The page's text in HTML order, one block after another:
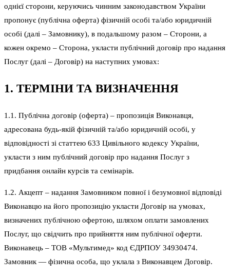
однієї сторони, керуючись чинним законодавством України
пропонує (публічна оферта) фізичній особі та/або юридичній
особі (далі – Замовнику), в подальшому разом – Сторони, а
кожен окремо – Сторона, укласти публічний договір про надання
Послуг (далі – Договір) на наступних умовах:
1. ТЕРМІНИ ТА ВИЗНАЧЕННЯ
1.1. Публічна договір (оферта) – пропозиція Виконавця,
адресована будь-якій фізичній та/або юридичній особі, у
відповідності зі статтею 633 Цивільного кодексу України,
укласти з ним публічний договір про надання Послуг з
придбання онлайн курсів та семінарів.
1.2. Акцепт – надання Замовником повної і безумовної відповіді
Виконавцю на його пропозицію укласти Договір на умовах,
визначених публічною офертою, шляхом оплати замовлених
Послуг, що свідчить про прийняття ним публічної оферти.
Виконавець – ТОВ «Мультимед» код ЄДРПОУ 34930474.
Замовник — фізична особа, що уклала з Виконавцем Договір.